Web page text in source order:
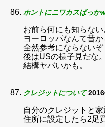
ホントにニワカスばっかw
お前ら何にも知らない
ヨーロッパなんて昔
全然参考にならないぞ
後はUSの様子見だな
結構ヤバいかも。
クレジットについて
自分のクレジットと
住所に設定したら2足